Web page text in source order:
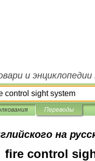
и
Переводы
на
fire control